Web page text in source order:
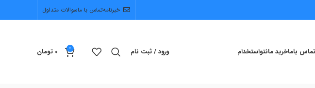
خبرنامهتماس با ماسوالات متداول
تماس باماخرید مانتواستخدام ورود / ثبت نام 0
0 تومان